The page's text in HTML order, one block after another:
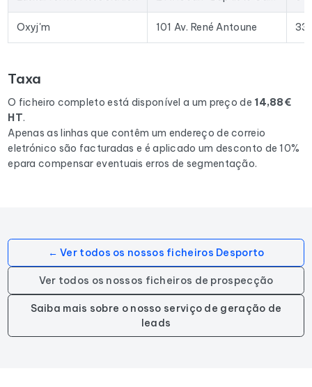
enriquecer o seu CRM com dados atualizados. O formato
Excel permite a importação direta para a maioria das
ferramentas de prospeção e plataformas de e-mail
Para compilar este ficheiro, recolhemos todos os resultados
na região Nouvelle-Aquitainecorrespondentes às
seguintes actividades: Salle de fitness, Salle de gym.
Oxyj'm 101 Av. René Antoune
Taxa
O ficheiro completo está disponível a um preço de 14,88€
HT.
Apenas as linhas que contêm um endereço de correio
eletrónico são facturadas e é aplicado um desconto de 10%
epara compensar eventuais erros de segmentação.
← Ver todos os nossos ficheiros Desporto
Ver todos os nossos ficheiros de prospecção
Saiba mais sobre o nosso serviço de geração de
leads